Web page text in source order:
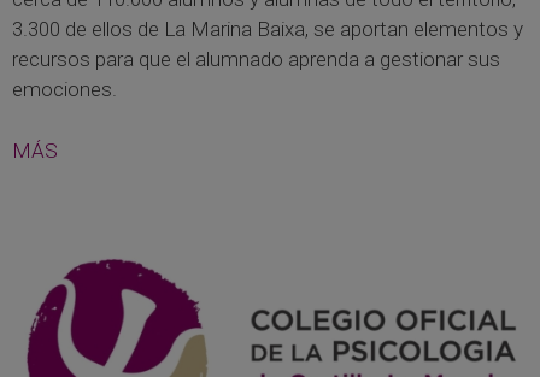
3.300 de ellos de La Marina Baixa, se aportan elementos y
recursos para que el alumnado aprenda a gestionar sus
emociones.
MÁS